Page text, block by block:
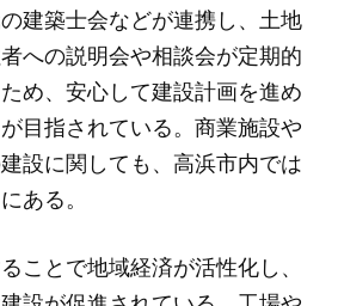
建築士会などが連携し、土地
への説明会や相談会が定期的
め、安心して建設計画を進め
目指されている。商業施設や
設に関しても、高浜市内では
ある。
ことで地域経済が活性化し、